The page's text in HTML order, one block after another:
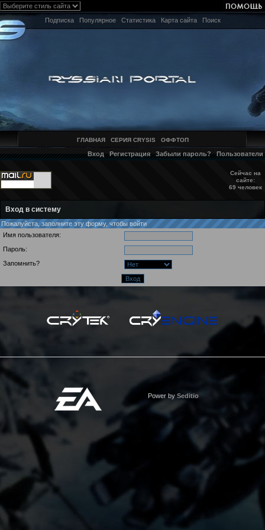
Подписка Популярное Статистика Карта сайта Поиск
ГЛАВНАЯ СЕРИЯ CRYSIS ОФФТОП
Вход Регистрация Забыли пароль? Пользователи
Сейчас на
сайте:
69 человек
Вход в систему
Пожалуйста, заполните эту форму, чтобы войти
Имя пользователя:
Пароль:
Запомнить?
Power by Seditio